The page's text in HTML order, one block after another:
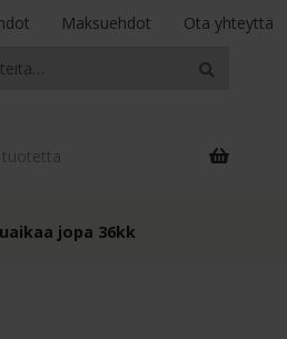
Maksuehdot
Ota yhteyttä
tuotetta
jopa 36kk